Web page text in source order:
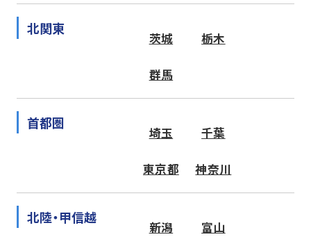
北関東
茨城 栃木
群馬
首都圏
埼玉 千葉
東京都 神奈川
北陸・甲信越
新潟 富山